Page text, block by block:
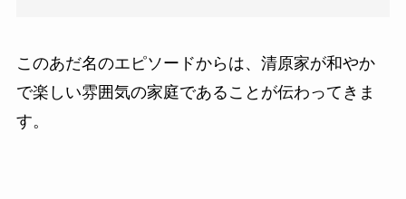
このあだ名のエピソードからは、清原家が和やか
で楽しい雰囲気の家庭であることが伝わってきま
す。